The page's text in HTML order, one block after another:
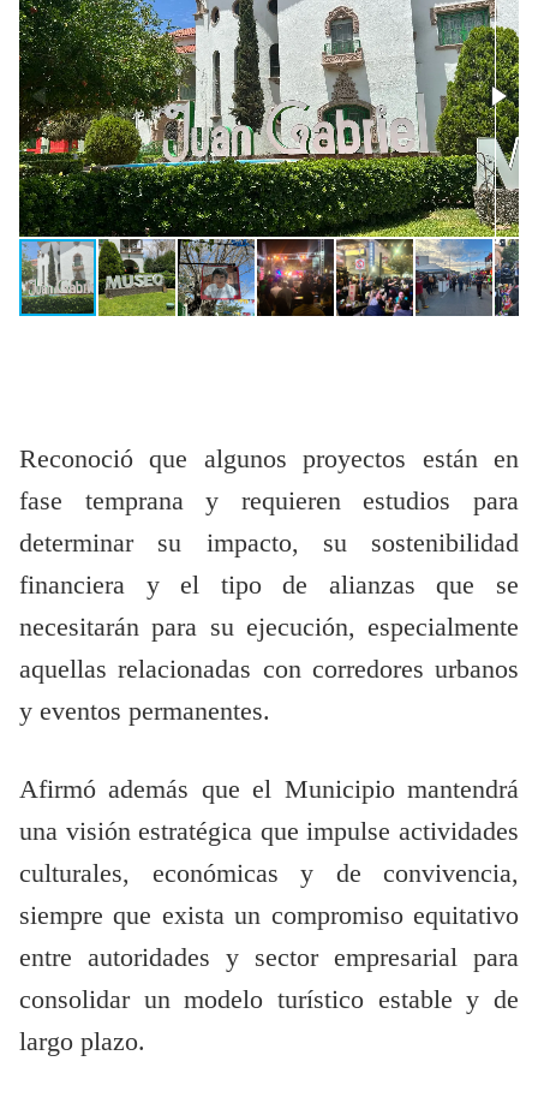
Reconoció que algunos proyectos están en
fase temprana y requieren estudios para
determinar su impacto, su sostenibilidad
financiera y el tipo de alianzas que se
necesitarán para su ejecución, especialmente
aquellas relacionadas con corredores urbanos
y eventos permanentes.
Afirmó además que el Municipio mantendrá
una visión estratégica que impulse actividades
culturales, económicas y de convivencia,
siempre que exista un compromiso equitativo
entre autoridades y sector empresarial para
consolidar un modelo turístico estable y de
largo plazo.